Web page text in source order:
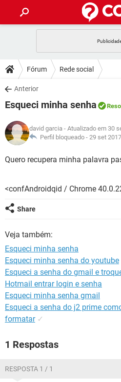
CELULAR
OUTLOOK
INSTAGRAM
GUIA DE COMPRAS
DICAS
JOGOS
INSTAGRAM
GUIA DE COMPRAS
DOWNLOADS
JOGOS
CELULAR
OUTLOOK
FÓRUM
JOGOS
CELULAR
OUTLOOK
GLOSSÁRIO
OUTLOOK
INSTAGRAM
Fórum Rede social
Anterior
Esqueci minha senha
david garcia - Atualizado em 30
Perfil bloqueado - 29 set
Quero recupera minha palavra
<confAndroidqid / Chrome
Share
Veja também:
Esqueci minha senha
Esqueci minha senha do youtube
Esqueci a senha do gmail e
Hotmail entrar login e senha
Esqueci minha senha gmail
Esqueci a senha do j2 prime
formatar ✓
1 Respostas
RESPOSTA 1 / 1